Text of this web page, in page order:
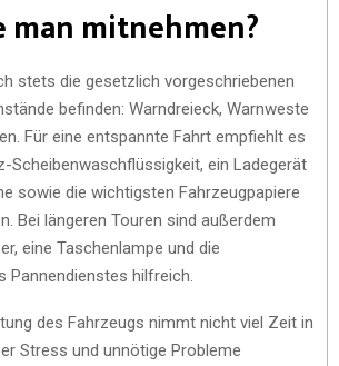
man mitnehmen?
stets die gesetzlich vorgeschriebenen
befinden: Warndreieck, Warnweste
Für eine entspannte Fahrt empfiehlt es
Scheibenwaschflüssigkeit, ein Ladegerät
sowie die wichtigsten Fahrzeugpapiere
Bei längeren Touren sind außerdem
eine Taschenlampe und die
Pannendienstes hilfreich.
des Fahrzeugs nimmt nicht viel Zeit in
Stress und unnötige Probleme